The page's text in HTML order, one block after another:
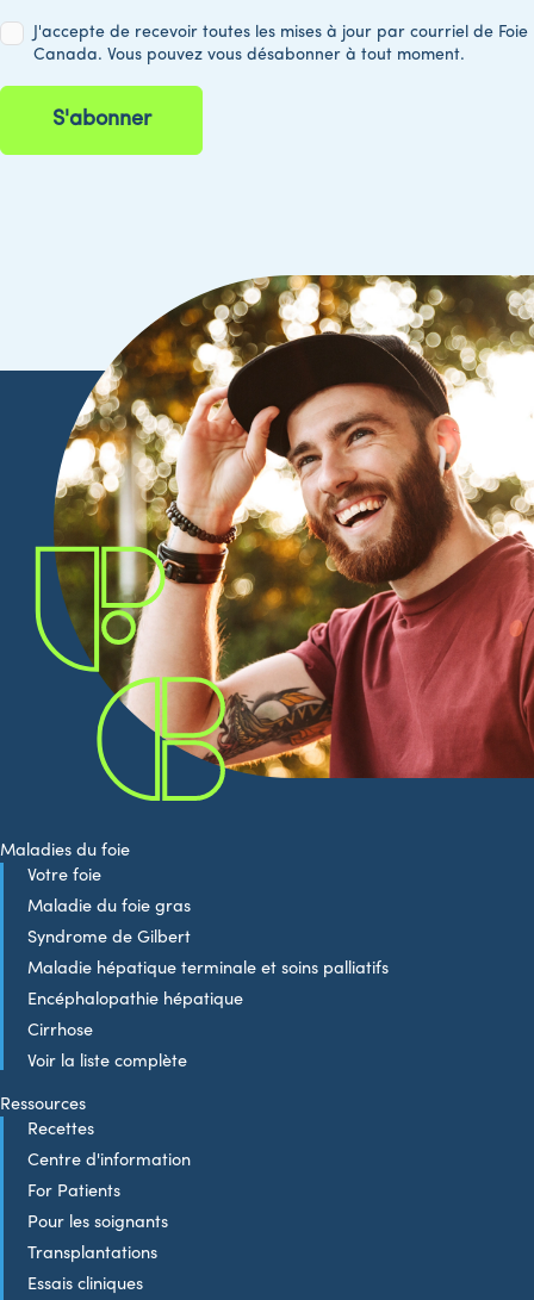
Maladies du foie
Votre foie
Maladie du foie gras
Syndrome de Gilbert
Maladie hépatique terminale et soins palliatifs
Encéphalopathie hépatique
Cirrhose
Voir la liste complète
Ressources
Recettes
Centre d'information
For Patients
Pour les soignants
Transplantations
Essais cliniques